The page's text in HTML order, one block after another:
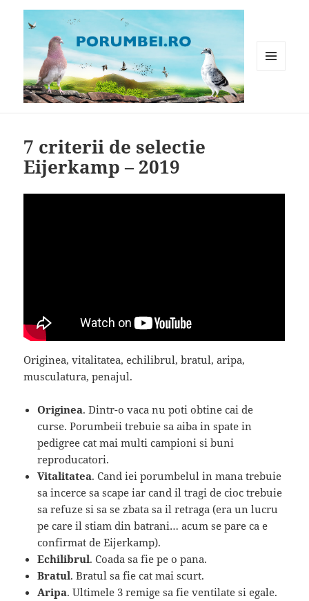
7 criterii de selectie
Eijerkamp – 2019
Originea, vitalitatea, echilibrul, bratul, aripa,
musculatura, penajul.
Originea. Dintr-o vaca nu poti obtine cai de
curse. Porumbeii trebuie sa aiba in spate in
pedigree cat mai multi campioni si buni
reproducatori.
Vitalitatea. Cand iei porumbelul in mana trebuie
sa incerce sa scape iar cand il tragi de cioc trebuie
sa refuze si sa se zbata sa il retraga (era un lucru
pe care il stiam din batrani… acum se pare ca e
confirmat de Eijerkamp).
Echilibrul. Coada sa fie pe o pana.
Bratul. Bratul sa fie cat mai scurt.
Aripa. Ultimele 3 remige sa fie ventilate si egale.